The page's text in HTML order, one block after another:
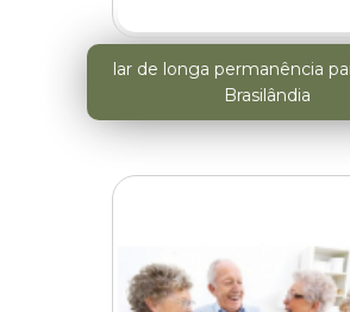
lar de longa permanência
Brasilândia